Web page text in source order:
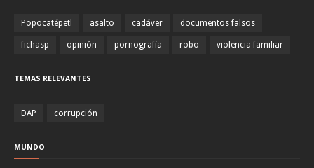
Popocatépetl asalto cadáver documentos falsos
fichasp opinión pornografía robo violencia familiar
TEMAS RELEVANTES
DAP corrupción
MUNDO